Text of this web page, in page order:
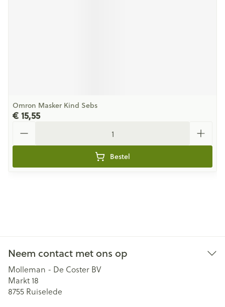
Omron Masker Kind Sebs
€ 15,55
Bestel
Neem contact met ons op
Molleman - De Coster BV
Markt 18
8755 Ruiselede